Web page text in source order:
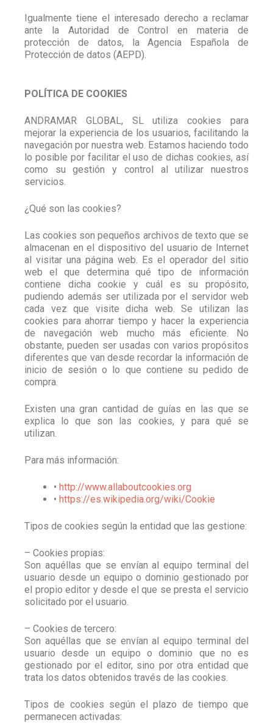
Igualmente tiene el interesado derecho a reclamar
ante la Autoridad de Control en materia de
protección de datos, la Agencia Española de
Protección de datos (AEPD).
POLÍTICA DE COOKIES
ANDRAMAR GLOBAL, SL utiliza cookies para
mejorar la experiencia de los usuarios, facilitando la
navegación por nuestra web. Estamos haciendo todo
lo posible por facilitar el uso de dichas cookies, así
como su gestión y control al utilizar nuestros
servicios.
¿Qué son las cookies?
Las cookies son pequeños archivos de texto que se
almacenan en el dispositivo del usuario de Internet
al visitar una página web. Es el operador del sitio
web el que determina qué tipo de información
contiene dicha cookie y cuál es su propósito,
pudiendo además ser utilizada por el servidor web
cada vez que visite dicha web. Se utilizan las
cookies para ahorrar tiempo y hacer la experiencia
de navegación web mucho más eficiente. No
obstante, pueden ser usadas con varios propósitos
diferentes que van desde recordar la información de
inicio de sesión o lo que contiene su pedido de
compra.
Existen una gran cantidad de guías en las que se
explica lo que son las cookies, y para qué se
utilizan.
Para más información:
• http://www.allaboutcookies.org
• https://es.wikipedia.org/wiki/Cookie
Tipos de cookies según la entidad que las gestione:
– Cookies propias:
Son aquéllas que se envían al equipo terminal del
usuario desde un equipo o dominio gestionado por
el propio editor y desde el que se presta el servicio
solicitado por el usuario.
– Cookies de tercero:
Son aquéllas que se envían al equipo terminal del
usuario desde un equipo o dominio que no es
gestionado por el editor, sino por otra entidad que
trata los datos obtenidos través de las cookies.
Tipos de cookies según el plazo de tiempo que
permanecen activadas: